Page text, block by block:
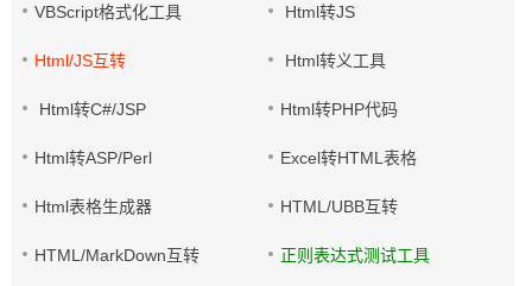
VBScript格式化工具 Html转JS
Html/JS互转 Html转义工具
Html转C#/JSP Html转PHP代码
Html转ASP/Perl Excel转HTML表格
Html表格生成器 HTML/UBB互转
HTML/MarkDown互转 正则表达式测试工具